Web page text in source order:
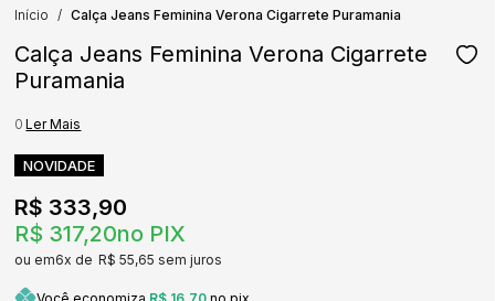
Início Calça Jeans Feminina Verona Cigarrete Puramania
Calça Jeans Feminina Verona Cigarrete
Puramania
0 Ler Mais
NOVIDADE
R$ 317,20no PIX
R$ 333,90
6x R$ 55,65sem juros
Você economiza R$ 16,70 no pix